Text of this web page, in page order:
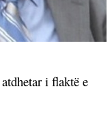
i flaktë e